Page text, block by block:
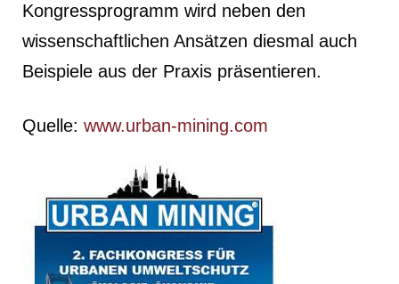
Kongressprogramm wird neben den
wissenschaftlichen Ansätzen diesmal auch
Beispiele aus der Praxis präsentieren.
Quelle: www.urban-mining.com